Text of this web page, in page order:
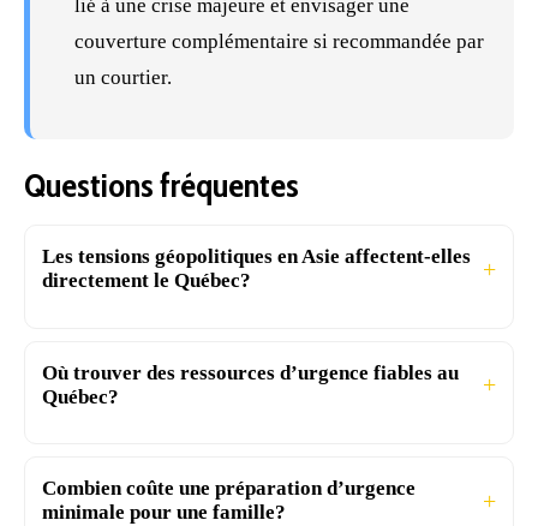
lié à une crise majeure et envisager une
couverture complémentaire si recommandée par
un courtier.
Questions fréquentes
Les tensions géopolitiques en Asie affectent-elles
directement le Québec?
Où trouver des ressources d’urgence fiables au
Québec?
Combien coûte une préparation d’urgence
minimale pour une famille?